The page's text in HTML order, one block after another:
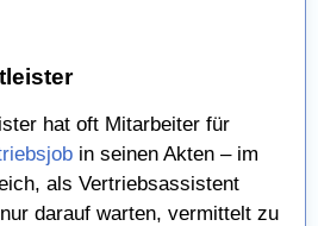
hat oft Mitarbeiter für
in seinen Akten – im
als Vertriebsassistent
darauf warten, vermittelt zu